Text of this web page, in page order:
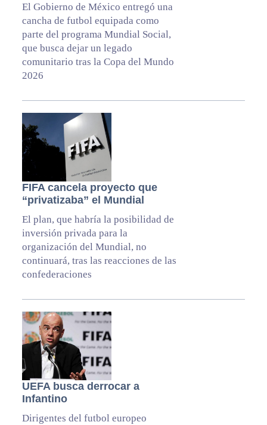
El Gobierno de México entregó una
cancha de futbol equipada como
parte del programa Mundial Social,
que busca dejar un legado
comunitario tras la Copa del Mundo
2026
FIFA cancela proyecto que
“privatizaba” el Mundial
El plan, que habría la posibilidad de
inversión privada para la
organización del Mundial, no
continuará, tras las reacciones de las
confederaciones
UEFA busca derrocar a
Infantino
Dirigentes del futbol europeo